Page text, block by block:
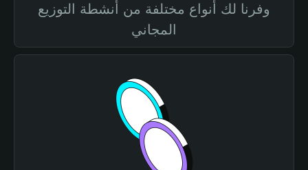
وفرنا لك أنواع مختلفة من أنشطة التوزيع
المجاني